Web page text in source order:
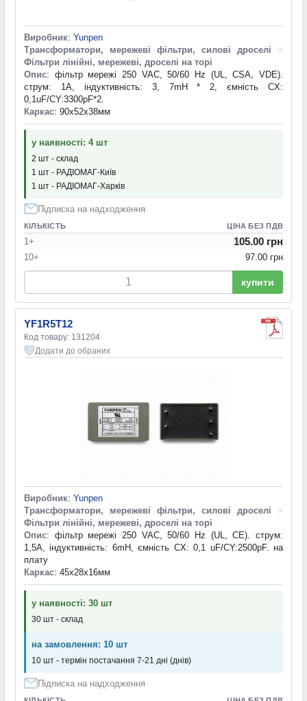
Виробник: Yunpen
Трансформатори, мережеві фільтри, силові дроселі
>
Фільтри лінійні, мережеві, дроселі на торі
Опис: фільтр мережі 250 VAC, 50/60 Hz (UL, CSA, VDE).
струм: 1A, індуктивність: 3, 7mH * 2, ємність CX:
0,1uF/CY:3300pF*2.
Каркас: 90х52х38мм
у наявності: 4 шт
2 шт - склад
1 шт - РАДІОМАГ-Київ
1 шт - РАДІОМАГ-Харків
Підписка на надходження
КІЛЬКІСТЬ ЦІНА БЕЗ ПДВ
1+ 105.00 грн
10+ 97.00 грн
купити
YF1R5T12
Код товару: 131204
Додати до обраних
Виробник: Yunpen
Трансформатори, мережеві фільтри, силові дроселі
>
Фільтри лінійні, мережеві, дроселі на торі
Опис: фільтр мережі 250 VAC, 50/60 Hz (UL, CE). струм:
1,5A, індуктивність: 6mH, ємність CX: 0,1 uF/CY:2500pF. на
плату
Каркас: 45х28х16мм
у наявності: 30 шт
30 шт - склад
на замовлення: 10 шт
10 шт - термін постачання 7-21 дні (днів)
Підписка на надходження